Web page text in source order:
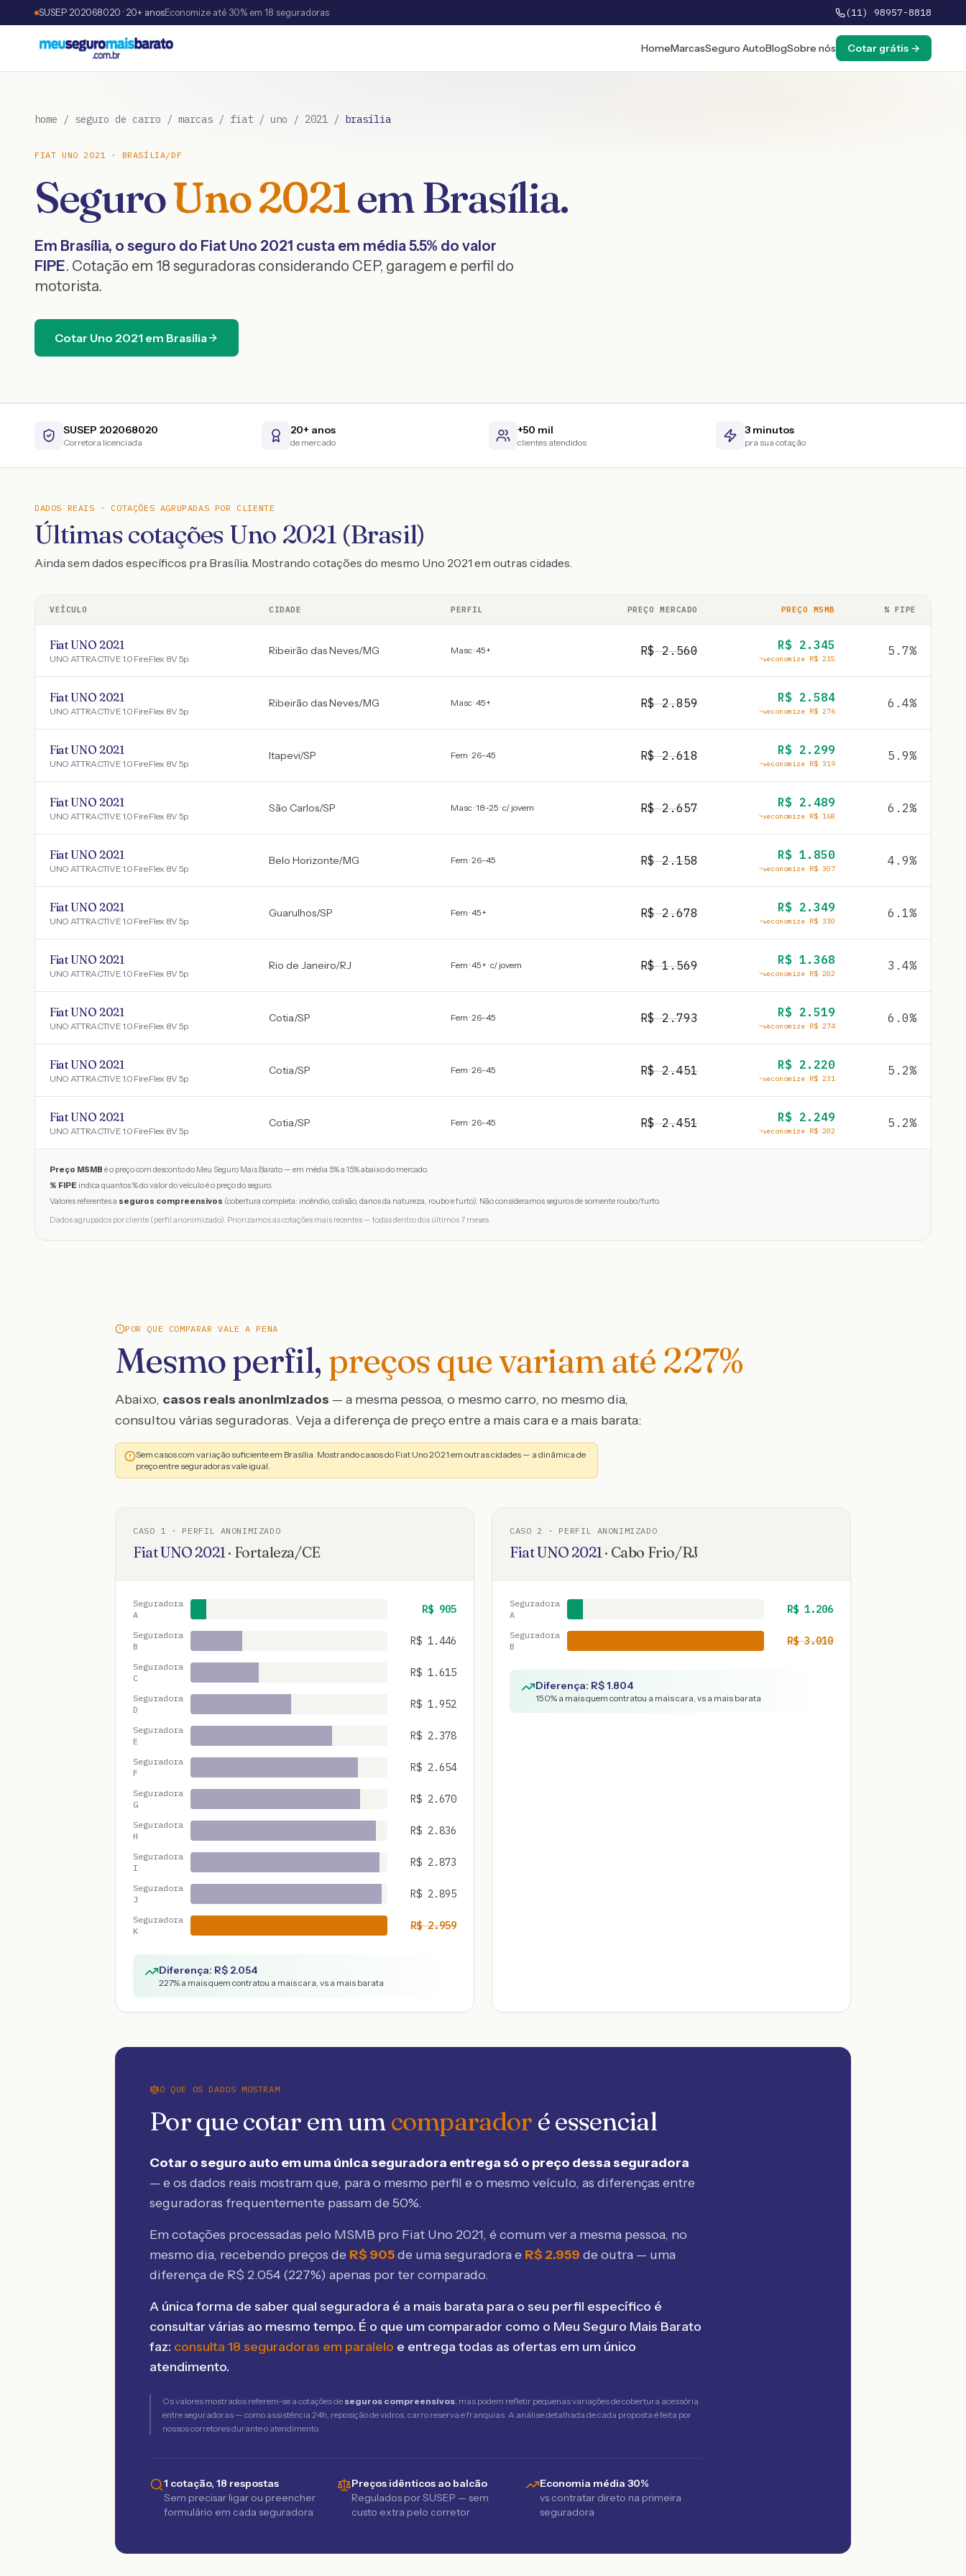
SUSEP 202068020 · 20+ anosEconomize até 30% em 18 seguradoras (11) 98957-8818
HomeMarcasSeguro AutoBlogSobre nós Cotar grátis →
home / seguro de carro / marcas / fiat / uno / 2021 / brasília
FIAT UNO 2021· BRASÍLIA/DF
SeguroUno2021emBrasília.
Em Brasília, o seguro do Fiat Uno 2021 custa em média5.5% do valor
FIPE. Cotação em 18 seguradoras considerando CEP, garagem e perfil do
motorista.
Cotar Uno 2021 em Brasília
SUSEP 202068020
Corretora licenciada
20+ anos
de mercado
+50 mil
clientes atendidos
3 minutos
pra sua cotação
DADOS REAIS · COTAÇÕES AGRUPADAS POR CLIENTE
Últimas cotações Uno 2021 (Brasil)
Ainda sem dados específicos pra Brasília. Mostrando cotações do mesmo Uno 2021 em outras cidades.
VEÍCULO CIDADE PERFIL PREÇO MERCADO PREÇO MSMB % FIPE
Fiat UNO 2021
UNO ATTRACTIVE 1.0 Fire Flex 8V 5p
Ribeirão das Neves/MG Masc · 45+ R$2.560 R$ 2.345
economize R$ 215
5.7%
Fiat UNO 2021
UNO ATTRACTIVE 1.0 Fire Flex 8V 5p
Ribeirão das Neves/MG Masc · 45+ R$2.859 R$ 2.584
economize R$ 276
6.4%
Fiat UNO 2021
UNO ATTRACTIVE 1.0 Fire Flex 8V 5p
Itapevi/SP Fem · 26-45 R$2.618 R$ 2.299
economize R$ 319
5.9%
Fiat UNO 2021
UNO ATTRACTIVE 1.0 Fire Flex 8V 5p
São Carlos/SP Masc · 18-25 · c/ jovem R$2.657 R$ 2.489
economize R$ 168
6.2%
Fiat UNO 2021
UNO ATTRACTIVE 1.0 Fire Flex 8V 5p
Belo Horizonte/MG Fem · 26-45 R$2.158 R$ 1.850
economize R$ 307
4.9%
Fiat UNO 2021
UNO ATTRACTIVE 1.0 Fire Flex 8V 5p
Guarulhos/SP Fem · 45+ R$2.678 R$ 2.349
economize R$ 330
6.1%
Fiat UNO 2021
UNO ATTRACTIVE 1.0 Fire Flex 8V 5p
Rio de Janeiro/RJ Fem · 45+ · c/ jovem R$1.569 R$ 1.368
economize R$ 202
3.4%
Fiat UNO 2021
UNO ATTRACTIVE 1.0 Fire Flex 8V 5p
Cotia/SP Fem · 26-45 R$2.793 R$ 2.519
economize R$ 274
6.0%
Fiat UNO 2021
UNO ATTRACTIVE 1.0 Fire Flex 8V 5p
Cotia/SP Fem · 26-45 R$2.451 R$ 2.220
economize R$ 231
5.2%
Fiat UNO 2021
UNO ATTRACTIVE 1.0 Fire Flex 8V 5p
Cotia/SP Fem · 26-45 R$2.451 R$ 2.249
economize R$ 202
5.2%
Preço MSMB é o preço com desconto do Meu Seguro Mais Barato — em média 5% a 15% abaixo do mercado.
% FIPE indica quantos % do valor do veículo é o preço do seguro.
Valores referentes a seguros compreensivos (cobertura completa: incêndio, colisão, danos da natureza, roubo e furto). Não consideramos seguros de somente roubo/furto.
Dados agrupados por cliente (perfil anonimizado). Priorizamos as cotações mais recentes — todas dentro dos últimos 7 meses.
POR QUE COMPARAR VALE A PENA
Mesmo perfil, preços que variam até 227%
Abaixo, casos reais anonimizados — a mesma pessoa, o mesmo carro, no mesmo dia,
consultou várias seguradoras. Veja a diferença de preço entre a mais cara e a mais barata:
Sem casos com variação suficiente em Brasília. Mostrando casos do Fiat Uno 2021 em outras cidades — a dinâmica de
preço entre seguradoras vale igual.
CASO 1 · PERFIL ANONIMIZADO
FiatUNO 2021· Fortaleza/CE
Seguradora
A
R$ 905
Seguradora
B
R$ 1.446
Seguradora
C
R$ 1.615
Seguradora
D
R$ 1.952
Seguradora
E
R$ 2.378
Seguradora
F
R$ 2.654
Seguradora
G
R$ 2.670
Seguradora
H
R$ 2.836
Seguradora
I
R$ 2.873
Seguradora
J
R$ 2.895
Seguradora
K
R$2.959
Diferença: R$ 2.054
227% a mais quem contratou a mais cara, vs a mais barata
CASO 2 · PERFIL ANONIMIZADO
FiatUNO 2021· Cabo Frio/RJ
Seguradora
A
R$ 1.206
Seguradora
B
R$3.010
Diferença: R$1.804
150% a mais quem contratou a mais cara, vs a mais barata
O QUE OS DADOS MOSTRAM
Por que cotar em umcomparador é essencial
Cotar o seguro auto em uma única seguradora entrega só o preço dessa seguradora
— e os dados reais mostram que, para o mesmo perfil e o mesmo veículo, as diferenças entre
seguradoras frequentemente passam de 50%.
Em cotações processadas pelo MSMB pro Fiat Uno 2021, é comum ver a mesma pessoa, no
mesmo dia, recebendo preços de R$ 905de uma seguradora e R$ 2.959 de outra — uma
diferença de R$ 2.054 (227%) apenas por ter comparado.
A única forma de saber qual seguradora é a mais barata para o seu perfil específico é
consultar várias ao mesmo tempo. É o que um comparador como o Meu Seguro Mais Barato
faz: consulta 18 seguradoras em paralelo e entrega todas as ofertas em um único
atendimento.
Os valores mostrados referem-se a cotações de seguros compreensivos, mas podem refletir pequenas variações de cobertura acessória
entre seguradoras — como assistência 24h, reposição de vidros, carro reserva e franquias. A análise detalhada de cada proposta é feita por
nossos corretores durante o atendimento.
1 cotação, 18 respostas
Sem precisar ligar ou preencher
formulário em cada seguradora
Preços idênticos ao balcão
Regulados por SUSEP — sem
custo extra pelo corretor
Economia média 30%
vs contratar direto na primeira
seguradora